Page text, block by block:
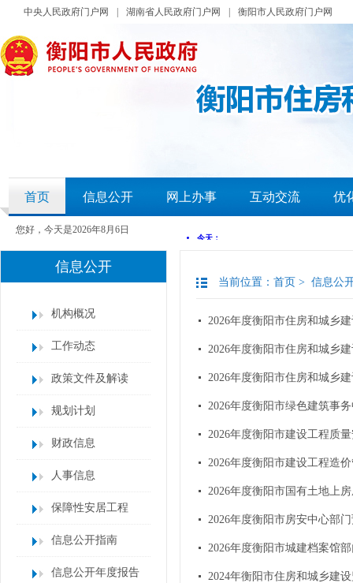
中央人民政府门户网 湖南省人民政府门户网 衡阳市人民政府门户网
首页 信息公开 网上办事 互动交流 优
您好，今天是2026年8月6日
信息公开
机构概况
工作动态
政策文件及解读
规划计划
财政信息
人事信息
保障性安居工程
信息公开指南
信息公开年度报告
当前位置： 首页 > 信息公
2026年度衡阳市住房和城乡
2026年度衡阳市住房和城乡
2026年度衡阳市住房和城乡
2026年度衡阳市绿色建筑事
2026年度衡阳市建设工程质
2026年度衡阳市建设工程造
2026年度衡阳市国有土地上
2026年度衡阳市房安中心部
2026年度衡阳市城建档案馆
2024年衡阳市住房和城乡建